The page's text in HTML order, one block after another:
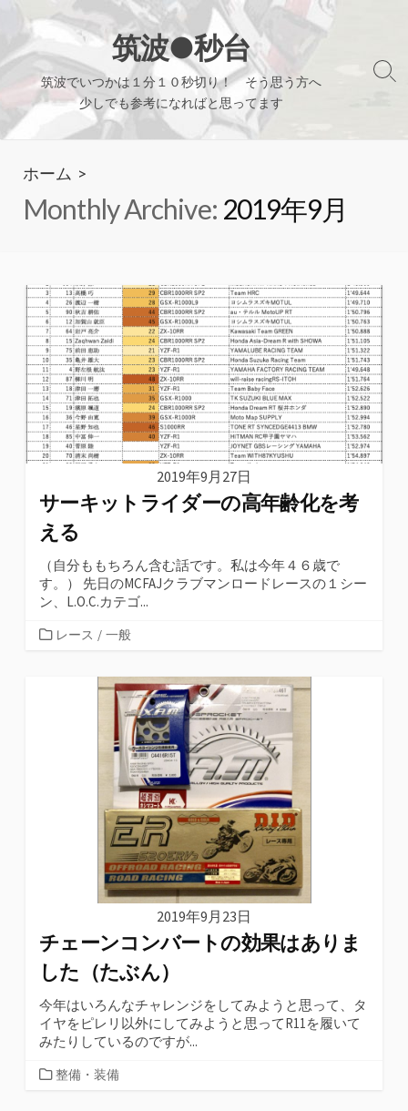
テ
ン
ツ
筑波●秒台
筑波でいつかは１分１０秒切り！ そう思う方へ
少しでも参考になればと思ってます
検
り
ホーム >
Monthly Archive: 2019年9月
2019年9月27日
サーキットライダーの高年齢化を考
える
（自分ももちろん含む話です。私は今年４６歳で
す。） 先日のMCFAJクラブマンロードレースの１シー
ン、L.O.C.カテゴ...
カレース / 一般
2019年9月23日
チェーンコンバートの効果はありま
した（たぶん）
今年はいろんなチャレンジをしてみようと思って、タ
イヤをピレリ以外にしてみようと思ってR11を履いて
みたりしているのですが...
カ整備・装備